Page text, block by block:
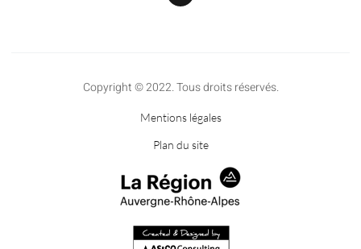
Copyright © 2022. Tous droits réservés.
Mentions légales
Plan du site